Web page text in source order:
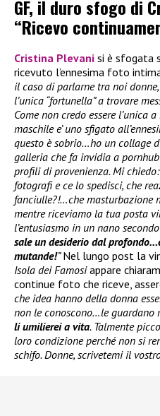
GF, il duro sfogo di
“Ricevo
Cristina Plevani si è sfogata
ricevuto l’ennesima foto
il caso di parlarne tra noi
l’unica “fortunella” a trovare
Come non credo essere l’unica
maschile e’ uno sfigato
questo è sobrio…ho un collage
galleria che fa invidia a
profili di provenienza. Mi
fotografi e ce lo spedisci, che
fanciulle?!…che masturbazione
mentre riceviamo la tua posta
l’entusiasmo in un nano
sale un desiderio dal
mutande!”Nel lungo post la
Isola dei Famosiappare
continue foto che riceve,
che idea hanno della donna
non le conoscono…le guardano
li umilierei a vita. Talmente
loro condizione perché non si
schifo. Donne, scrivetemi il